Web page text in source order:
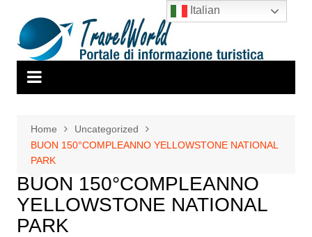
contenuto
Home
Uncategorized
BUON 150°COMPLEANNO YELLOWSTONE NATIONAL
PARK
BUON 150°COMPLEANNO
YELLOWSTONE NATIONAL
PARK
Italian